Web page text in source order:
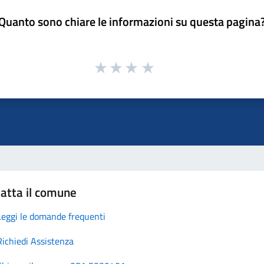
sono chiare le informazioni su questa
il comune
le domande frequenti
Assistenza